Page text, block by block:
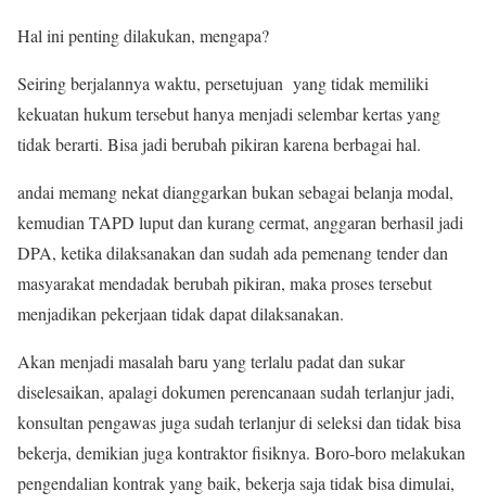
Hal ini penting dilakukan, mengapa?
Seiring berjalannya waktu, persetujuan yang tidak memiliki
kekuatan hukum tersebut hanya menjadi selembar kertas yang
tidak berarti. Bisa jadi berubah pikiran karena berbagai hal.
andai memang nekat dianggarkan bukan sebagai belanja modal,
kemudian TAPD luput dan kurang cermat, anggaran berhasil jadi
DPA, ketika dilaksanakan dan sudah ada pemenang tender dan
masyarakat mendadak berubah pikiran, maka proses tersebut
menjadikan pekerjaan tidak dapat dilaksanakan.
Akan menjadi masalah baru yang terlalu padat dan sukar
diselesaikan, apalagi dokumen perencanaan sudah terlanjur jadi,
konsultan pengawas juga sudah terlanjur di seleksi dan tidak bisa
bekerja, demikian juga kontraktor fisiknya. Boro-boro melakukan
pengendalian kontrak yang baik, bekerja saja tidak bisa dimulai,